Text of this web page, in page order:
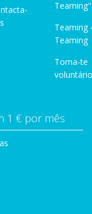
Teaming"
Teaming
Teaming
Torna-te
1 € por mês